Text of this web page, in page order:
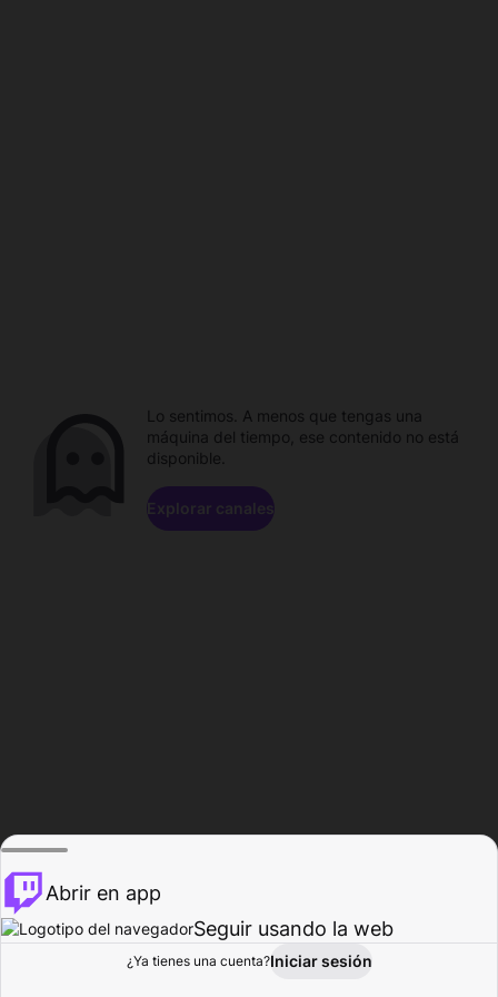
Explorar Actividad
Lo sentimos. A menos que tengas una
máquina del tiempo, ese contenido no está
disponible.
Explorar canales
Abrir en app
Seguir usando la web
¿Ya tienes una cuenta?Iniciar sesión